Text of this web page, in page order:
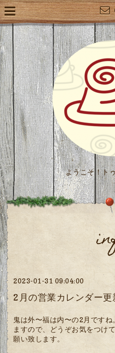
ようこそ！ト
2023-01-31 09:04:00
2月の営業カレンダー更
鬼は外〜福は内〜の2月です
ますので、どうぞお気をつけ
願い致します。